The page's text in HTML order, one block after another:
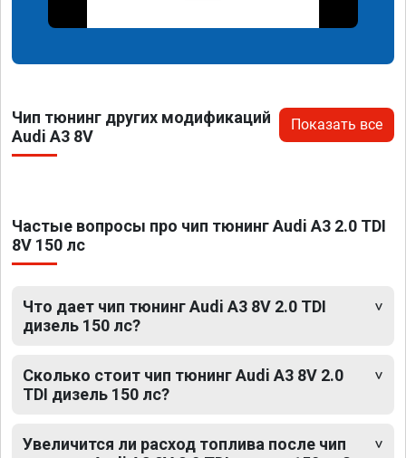
Чип тюнинг других модификаций
Audi A3 8V
Показать все
Частые вопросы про чип тюнинг Audi A3 2.0 TDI
8V 150 лс
Что дает чип тюнинг Audi A3 8V 2.0 TDI
дизель 150 лс?
Сколько стоит чип тюнинг Audi A3 8V 2.0
TDI дизель 150 лс?
Увеличится ли расход топлива после чип